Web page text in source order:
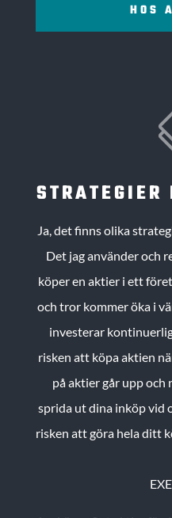
HOS
Ja, det finns olika
Det jag använder och
köper en aktier i ett
och tror kommer öka i
investerar
risken att köpa aktien
på aktier går upp och
sprida ut dina inköp vid
risken att göra hela ditt